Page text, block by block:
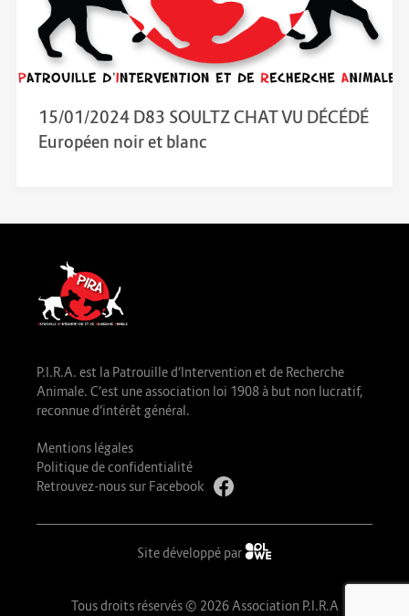
15/01/2024 D83 SOULTZ CHAT VU DÉCÉDÉ
Européen noir et blanc
P.I.R.A. est la Patrouille d’Intervention et de Recherche
Animale. C’est une association loi 1908 à but non lucratif,
reconnue d’intérêt général.
Mentions légales
Politique de confidentialité
Retrouvez-nous sur Facebook
Site développé par
Tous droits réservés © 2026 Association P.I.R.A